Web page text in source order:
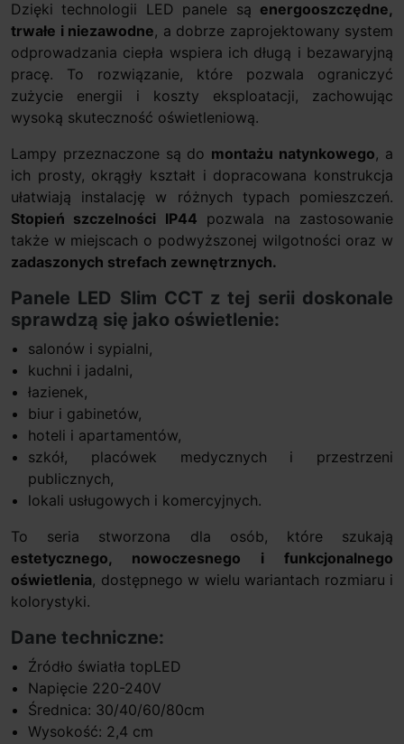
Dzięki technologii LED panele są energooszczędne,
trwałe i niezawodne, a dobrze zaprojektowany system
odprowadzania ciepła wspiera ich długą i bezawaryjną
pracę. To rozwiązanie, które pozwala ograniczyć
zużycie energii i koszty eksploatacji, zachowując
wysoką skuteczność oświetleniową.
Lampy przeznaczone są do montażu natynkowego, a
ich prosty, okrągły kształt i dopracowana konstrukcja
ułatwiają instalację w różnych typach pomieszczeń.
Stopień szczelności IP44 pozwala na zastosowanie
także w miejscach o podwyższonej wilgotności oraz w
zadaszonych strefach zewnętrznych.
Panele LED Slim CCT z tej serii doskonale
sprawdzą się jako oświetlenie:
salonów i sypialni,
kuchni i jadalni,
łazienek,
biur i gabinetów,
hoteli i apartamentów,
szkół, placówek medycznych i przestrzeni
publicznych,
lokali usługowych i komercyjnych.
To seria stworzona dla osób, które szukają
estetycznego, nowoczesnego i funkcjonalnego
oświetlenia, dostępnego w wielu wariantach rozmiaru i
kolorystyki.
Dane techniczne:
Źródło światła topLED
Napięcie 220-240V
Średnica: 30/40/60/80cm
Wysokość: 2,4 cm